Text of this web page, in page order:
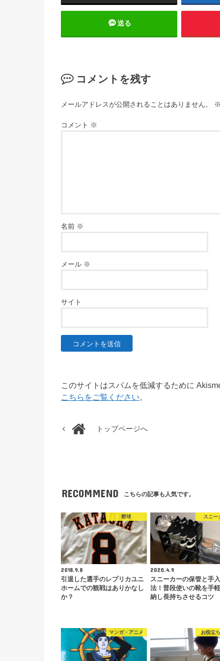
送る
コメントを残す
メールアドレスが公開されることはありません。
コメント ※
名前 ※
メール ※
サイト
このサイトはスパムを低減するために
こちらをご覧ください
トップページへ
RECOMMEND こちらの記事も人気です。
野球
2018.9.8
引退した選手のレプリカユニ
ホームでの観戦はありかなし
か？
スニー
2020.4.9
スニーカーの保管と手
法！普段使いの靴を手
納し長持ちさせるコツ
マンガ・アニメ お役立